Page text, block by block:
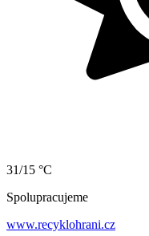
31/15 °C
Spolupracujeme
www.recyklohrani.cz